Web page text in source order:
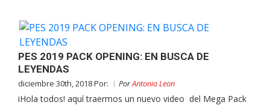
PES 2019 PACK OPENING: EN BUSCA DE
LEYENDAS
diciembre 30th, 2018 Por: PorAntonio Leon
iHola todos! aquí traermos un nuevo video del Mega Pack